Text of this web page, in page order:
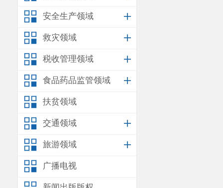
安全生产领域
救灾领域
税收管理领域
食品药品监管领域
扶贫领域
交通领域
旅游领域
广播电视